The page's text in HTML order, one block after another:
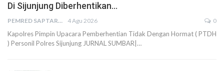
Di Sijunjung Diberhentikan…
PEMRED SAPTARIUS 4 Agu 2026 0
Kapolres Pimpin Upacara Pemberhentian Tidak Dengan Hormat ( PTDH
) Personil Polres Sijunjung JURNAL SUMBAR|…